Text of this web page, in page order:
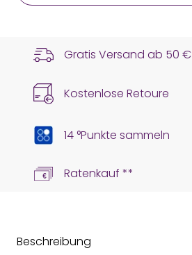
Gratis Versand ab 50 €
Kostenlose Retoure
14 °Punkte sammeln
Ratenkauf **
Beschreibung